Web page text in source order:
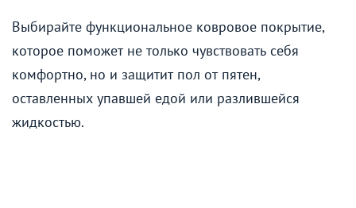
Выбирайте функциональное ковровое покрытие,
которое поможет не только чувствовать себя
комфортно, но и защитит пол от пятен,
оставленных упавшей едой или разлившейся
жидкостью.